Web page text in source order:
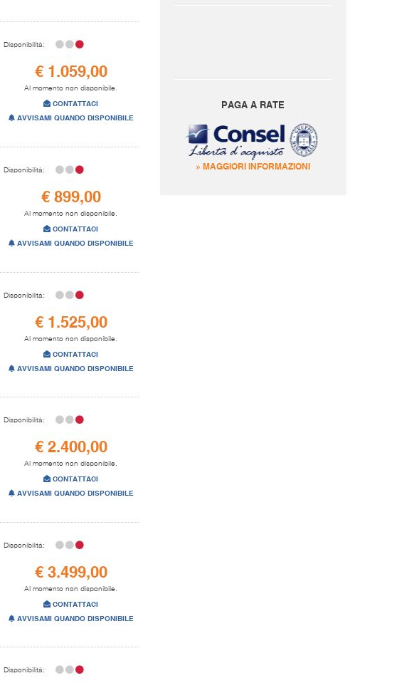
Disponibilità:
€ 1.059,00
Al momento non disponibile.
CONTATTACI
AVVISAMI QUANDO DISPONIBILE
Disponibilità:
€ 899,00
Al momento non disponibile.
CONTATTACI
AVVISAMI QUANDO DISPONIBILE
Disponibilità:
€ 1.525,00
Al momento non disponibile.
CONTATTACI
AVVISAMI QUANDO DISPONIBILE
Disponibilità:
€ 2.400,00
Al momento non disponibile.
CONTATTACI
AVVISAMI QUANDO DISPONIBILE
Disponibilità:
€ 3.499,00
Al momento non disponibile.
CONTATTACI
AVVISAMI QUANDO DISPONIBILE
Disponibilità:
PAGA A RATE
» MAGGIORI INFORMAZIONI